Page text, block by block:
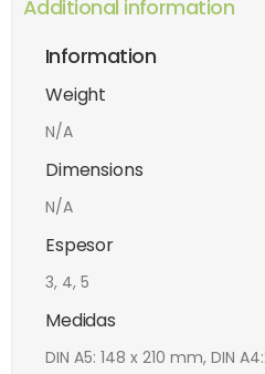
Additional information
Information
Weight
N/A
Dimensions
N/A
Espesor
3, 4, 5
Medidas
DIN A5: 148 x 210 mm, DIN